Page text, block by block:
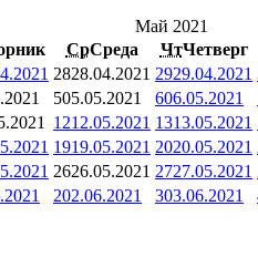
Май 2021
СрСреда ЧтЧетверг
2828.04.2021 2929.04.2021
505.05.2021 606.05.2021
1212.05.2021 1313.05.2021
1919.05.2021 2020.05.2021
2626.05.2021 2727.05.2021
202.06.2021 303.06.2021